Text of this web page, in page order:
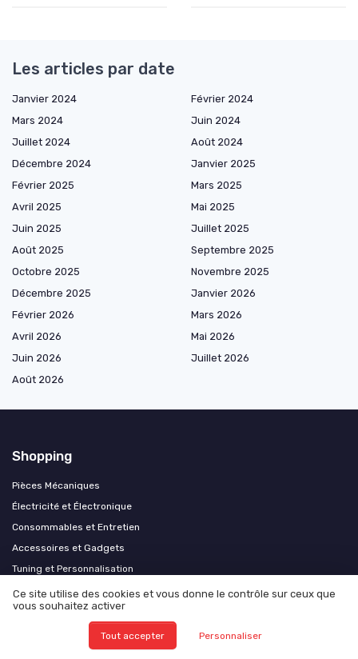
Les articles par date
Janvier 2024
Février 2024
Mars 2024
Juin 2024
Juillet 2024
Août 2024
Décembre 2024
Janvier 2025
Février 2025
Mars 2025
Avril 2025
Mai 2025
Juin 2025
Juillet 2025
Août 2025
Septembre 2025
Octobre 2025
Novembre 2025
Décembre 2025
Janvier 2026
Février 2026
Mars 2026
Avril 2026
Mai 2026
Juin 2026
Juillet 2026
Août 2026
Shopping
Pièces Mécaniques
Électricité et Électronique
Consommables et Entretien
Accessoires et Gadgets
Tuning et Personnalisation
Motos et Scooters
Camping-Cars et Vans Aménagés
Poids Lourds et Utilitaires
Véhicules Électriques
Ce site utilise des cookies et vous donne le contrôle sur ceux que
vous souhaitez activer
Tout accepter Personnaliser